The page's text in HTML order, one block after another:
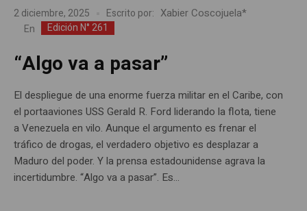
2 diciembre, 2025 Escrito por: Xabier Coscojuela*
En Edición N° 261
“Algo va a pasar”
El despliegue de una enorme fuerza militar en el Caribe, con
el portaaviones USS Gerald R. Ford liderando la flota, tiene
a Venezuela en vilo. Aunque el argumento es frenar el
tráfico de drogas, el verdadero objetivo es desplazar a
Maduro del poder. Y la prensa estadounidense agrava la
incertidumbre. “Algo va a pasar”. Es...